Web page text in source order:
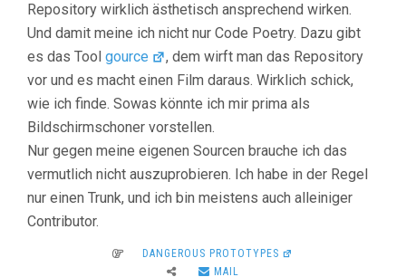
Repository wirklich ästhetisch ansprechend wirken.
Und damit meine ich nicht nur Code Poetry. Dazu gibt
es das Tool gource
, dem wirft man das Repository
vor und es macht einen Film daraus. Wirklich schick,
wie ich finde. Sowas könnte ich mir prima als
Bildschirmschoner vorstellen.
Nur gegen meine eigenen Sourcen brauche ich das
vermutlich nicht auszuprobieren. Ich habe in der Regel
nur einen Trunk, und ich bin meistens auch alleiniger
Contributor.
DANGEROUS PROTOTYPES
MAIL